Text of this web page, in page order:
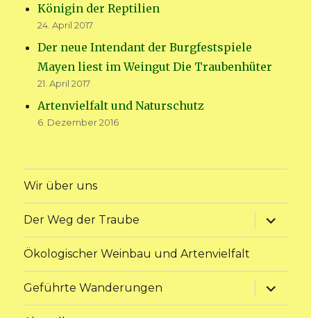
Königin der Reptilien
24. April 2017
Der neue Intendant der Burgfestspiele
Mayen liest im Weingut Die Traubenhüter
21. April 2017
Artenvielfalt und Naturschutz
6. Dezember 2016
Wir über uns
Der Weg der Traube
Ökologischer Weinbau und Artenvielfalt
Geführte Wanderungen